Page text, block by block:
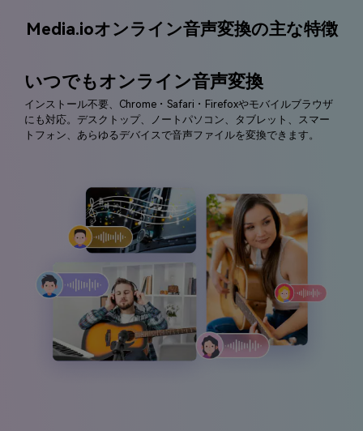
Media.ioオンライン音声変換の主な特徴
いつでもオンライン音声変換
インストール不要、Chrome・Safari・Firefoxやモバイルブラウザ
にも対応。デスクトップ、ノートパソコン、タブレット、スマー
トフォン、あらゆるデバイスで音声ファイルを変換できます。